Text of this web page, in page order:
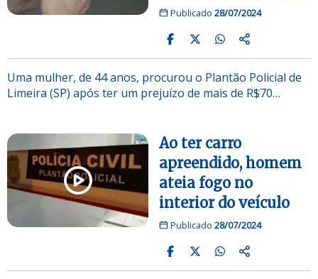
Publicado 28/07/2024
Uma mulher, de 44 anos, procurou o Plantão Policial de
Limeira (SP) após ter um prejuízo de mais de R$70…
Ao ter carro
apreendido, homem
ateia fogo no
interior do veículo
Publicado 28/07/2024